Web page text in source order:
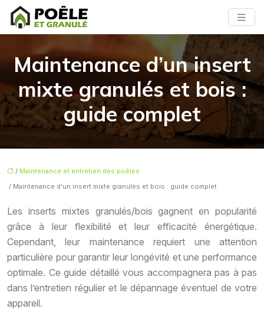
Maintenance d’un insert
mixte granulés et bois :
guide complet
/ Maintenance et entretien des poêles
/ Maintenance d’un insert mixte granulés et bois : guide complet
Les inserts mixtes granulés/bois gagnent en popularité
grâce à leur flexibilité et leur efficacité énergétique.
Cependant, leur maintenance requiert une attention
particulière pour garantir leur longévité et une performance
optimale. Ce guide détaillé vous accompagnera pas à pas
dans l’entretien régulier et le dépannage éventuel de votre
appareil.